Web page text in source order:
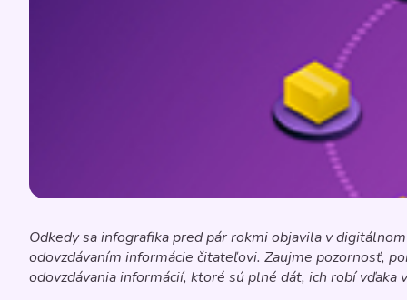
Odkedy sa infografika pred pár rokmi objavila v
odovzdávaním informácie čitateľovi. Zaujme pozornosť,
odovzdávania informácií, ktoré sú plné dát, ich robí